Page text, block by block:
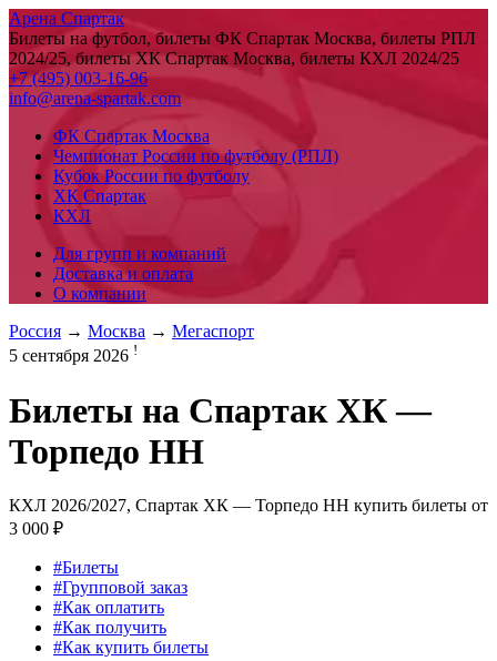
Арена Спартак
Билеты на футбол, билеты ФК Спартак Москва, билеты РПЛ
2024/25, билеты ХК Спартак Москва, билеты КХЛ 2024/25
+7 (495) 003-16-96
info@arena-spartak.com
ФК Спартак Москва
Чемпионат России по футболу (РПЛ)
Кубок России по футболу
ХК Спартак
КХЛ
Для групп и компаний
Доставка и оплата
О компании
Россия → Москва → Мегаспорт
5 сентября 2026 !
Билеты на Спартак ХК —
Торпедо НН
КХЛ 2026/2027, Спартак ХК — Торпедо НН купить билеты от
3 000 ₽
#Билеты
#Групповой заказ
#Как оплатить
#Как получить
#Как купить билеты